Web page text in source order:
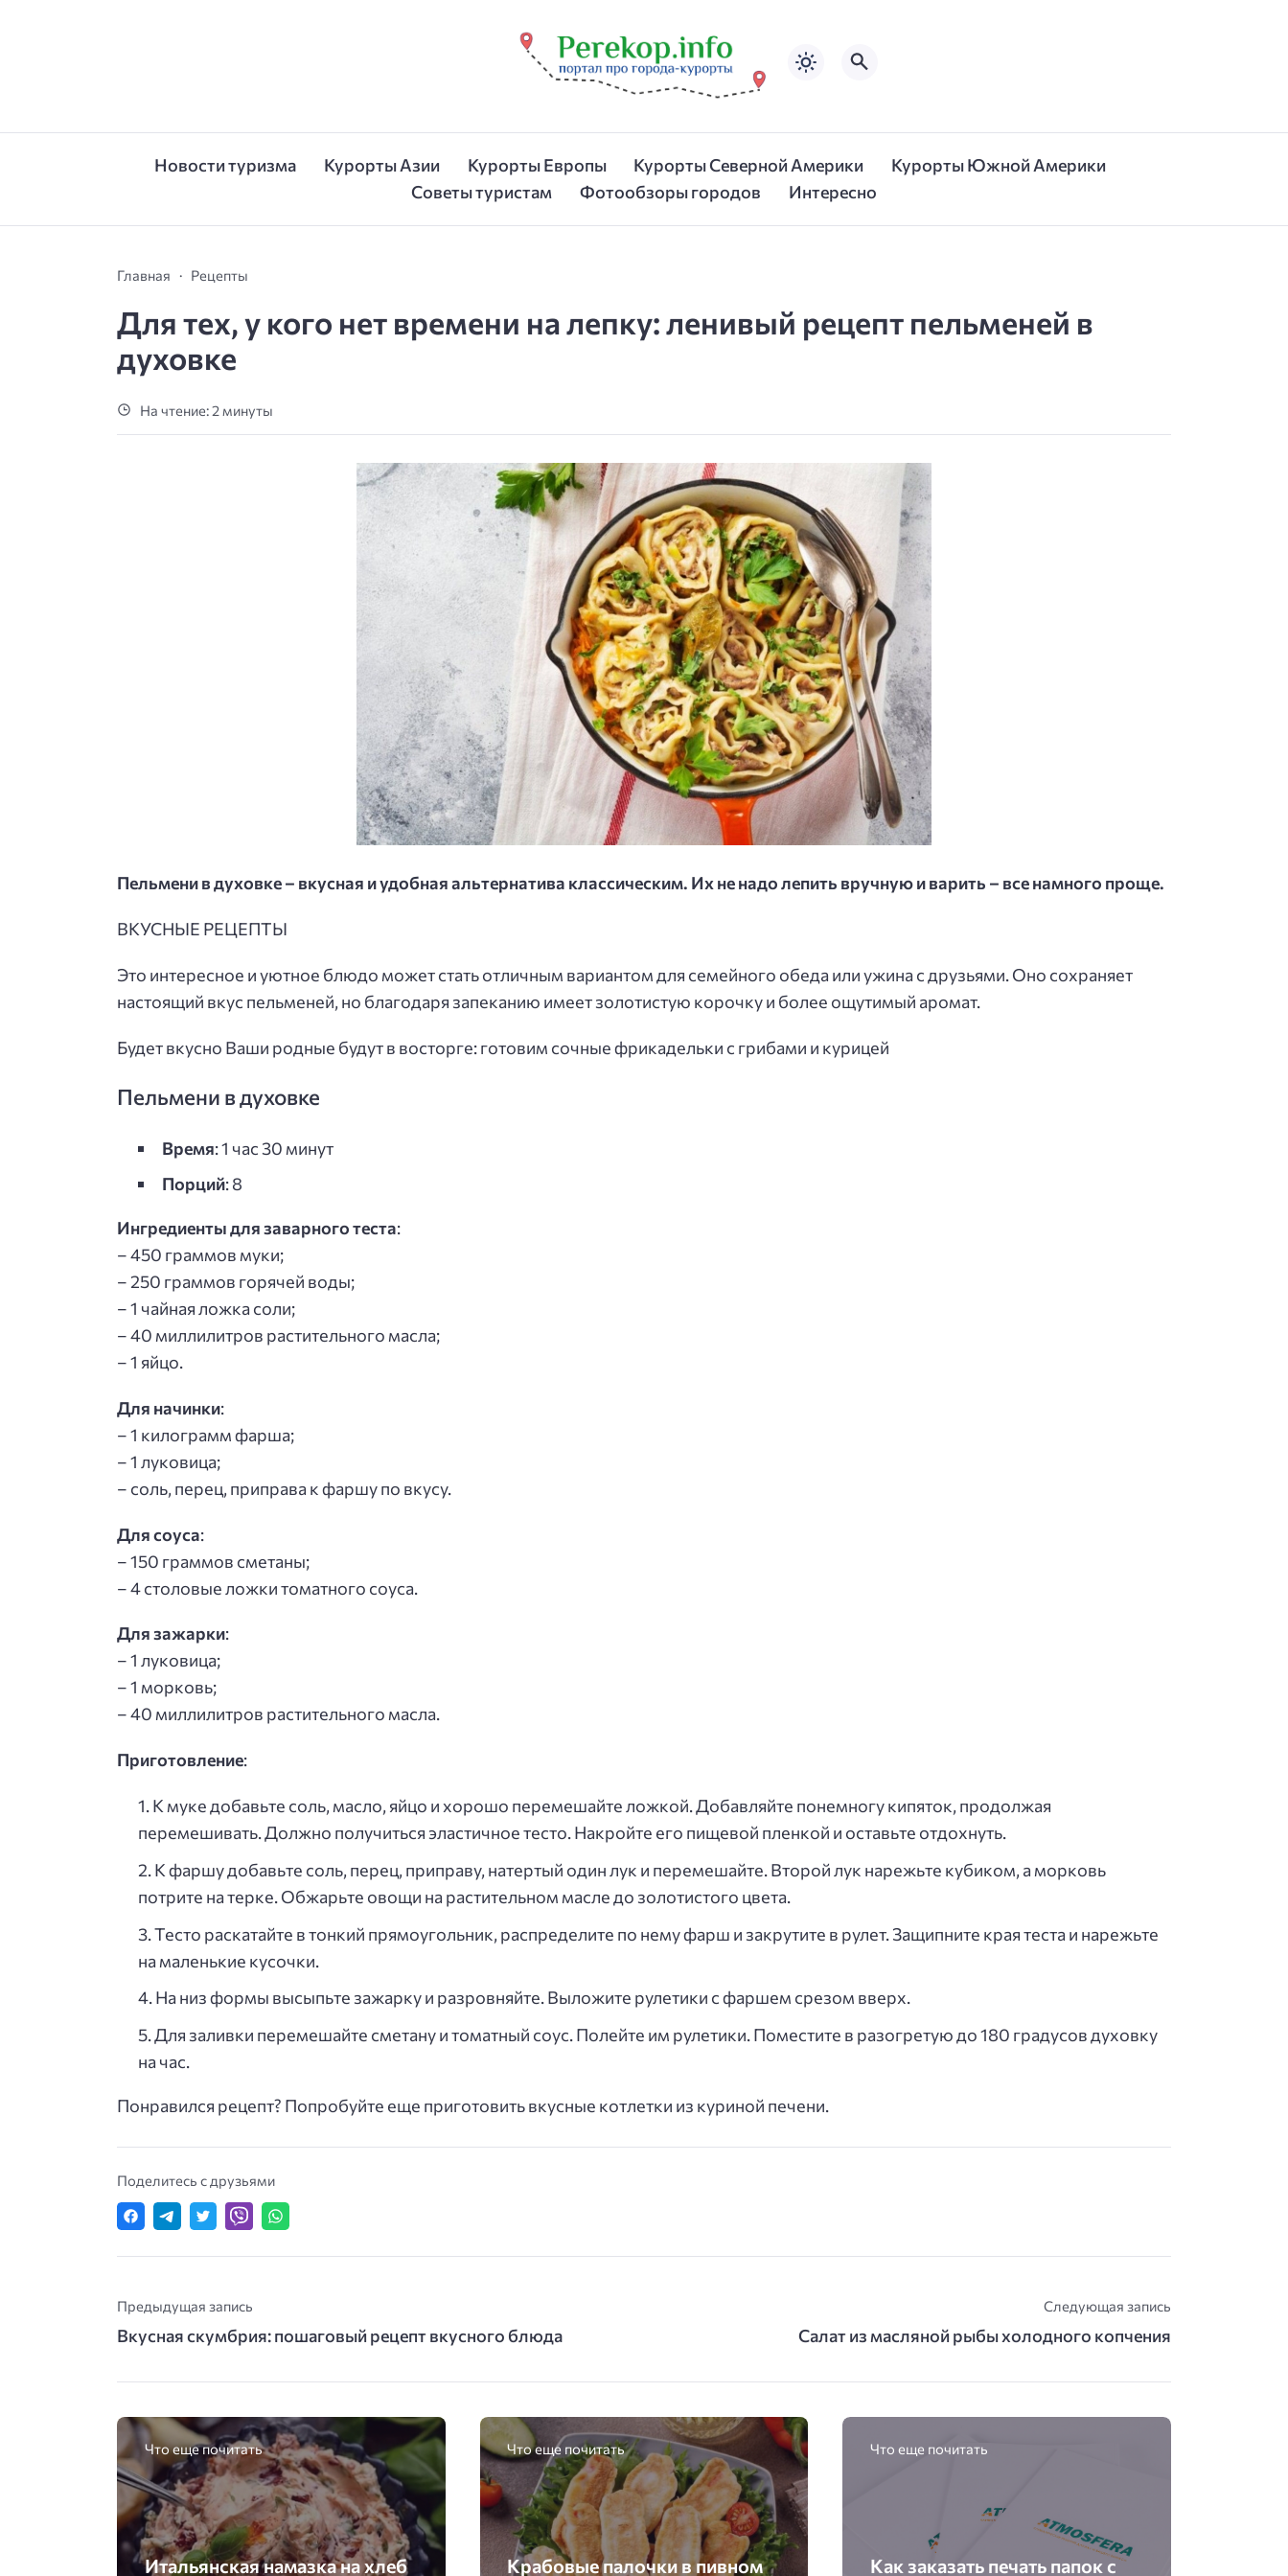
Новости туризма Курорты Азии Курорты Европы Курорты Северной Америки
Курорты Южной Америки
Советы туристам
Фотообзоры городов Интересно
Главная Рецепты
Для тех, у кого нет времени на лепку: ленивый рецепт пельменей в
духовке
На чтение: 2 минуты
Пельмени в духовке – вкусная и удобная альтернатива классическим. Их не надо лепить вручную и варить – все намного проще.
ВКУСНЫЕ РЕЦЕПТЫ
Это интересное и уютное блюдо может стать отличным вариантом для семейного обеда или ужина с друзьями. Оно сохраняет
настоящий вкус пельменей, но благодаря запеканию имеет золотистую корочку и более ощутимый аромат.
Будет вкусно Ваши родные будут в восторге: готовим сочные фрикадельки с грибами и курицей
Пельмени в духовке
Время: 1 час 30 минут
Порций: 8
Ингредиенты для заварного теста:
– 450 граммов муки;
– 250 граммов горячей воды;
– 1 чайная ложка соли;
– 40 миллилитров растительного масла;
– 1 яйцо.
Для начинки:
– 1 килограмм фарша;
– 1 луковица;
– соль, перец, приправа к фаршу по вкусу.
Для соуса:
– 150 граммов сметаны;
– 4 столовые ложки томатного соуса.
Для зажарки:
– 1 луковица;
– 1 морковь;
– 40 миллилитров растительного масла.
Приготовление:
К муке добавьте соль, масло, яйцо и хорошо перемешайте ложкой. Добавляйте понемногу кипяток, продолжая
перемешивать. Должно получиться эластичное тесто. Накройте его пищевой пленкой и оставьте отдохнуть.
К фаршу добавьте соль, перец, приправу, натертый один лук и перемешайте. Второй лук нарежьте кубиком, а морковь
потрите на терке. Обжарьте овощи на растительном масле до золотистого цвета.
Тесто раскатайте в тонкий прямоугольник, распределите по нему фарш и закрутите в рулет. Защипните края теста и нарежьте
на маленькие кусочки.
На низ формы высыпьте зажарку и разровняйте. Выложите рулетики с фаршем срезом вверх.
Для заливки перемешайте сметану и томатный соус. Полейте им рулетики. Поместите в разогретую до 180 градусов духовку
на час.
Понравился рецепт? Попробуйте еще приготовить вкусные котлетки из куриной печени.
Поделитесь с друзьями
Предыдущая запись
Вкусная скумбрия: пошаговый рецепт вкусного блюда
Следующая запись
Салат из масляной рыбы холодного копчения
Что еще почитать
Итальянская намазка на хлеб
Что еще почитать
Крабовые палочки в пивном
Что еще почитать
Как заказать печать папок с